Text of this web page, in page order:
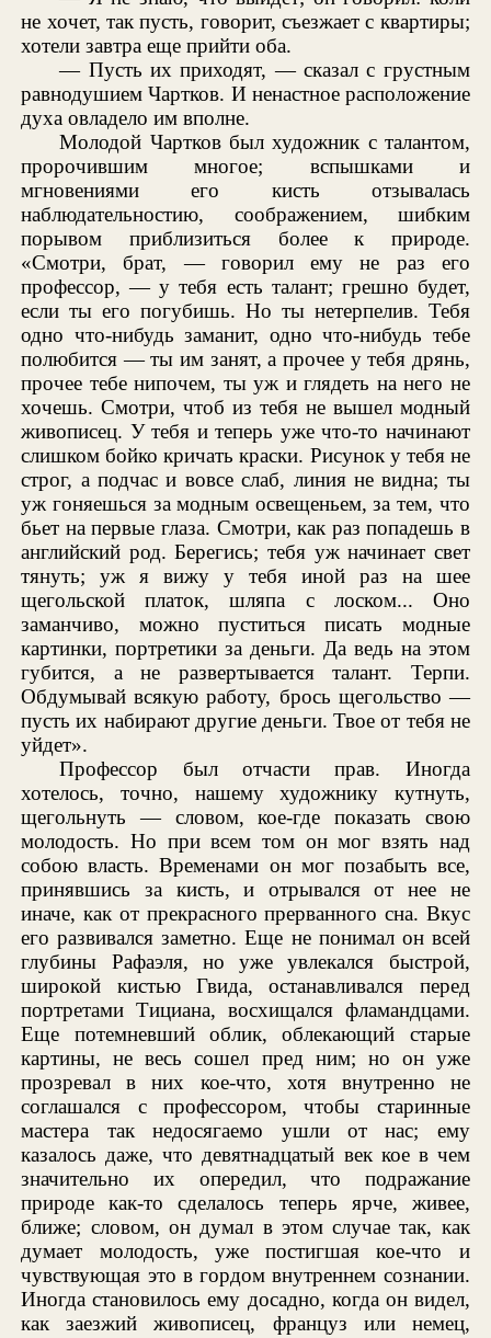
не хочет, так пусть, говорит, съезжает с квартиры;
хотели завтра еще прийти оба.
— Пусть их приходят, — сказал с грустным
равнодушием Чартков. И ненастное расположение
духа овладело им вполне.
Молодой Чартков был художник с талантом,
пророчившим многое; вспышками и
мгновениями его кисть отзывалась
наблюдательностию, соображением, шибким
порывом приблизиться более к природе.
«Смотри, брат, — говорил ему не раз его
профессор, — у тебя есть талант; грешно будет,
если ты его погубишь. Но ты нетерпелив. Тебя
одно что-нибудь заманит, одно что-нибудь тебе
полюбится — ты им занят, а прочее у тебя дрянь,
прочее тебе нипочем, ты уж и глядеть на него не
хочешь. Смотри, чтоб из тебя не вышел модный
живописец. У тебя и теперь уже что-то начинают
слишком бойко кричать краски. Рисунок у тебя не
строг, а подчас и вовсе слаб, линия не видна; ты
уж гоняешься за модным освещеньем, за тем, что
бьет на первые глаза. Смотри, как раз попадешь в
английский род. Берегись; тебя уж начинает свет
тянуть; уж я вижу у тебя иной раз на шее
щегольской платок, шляпа с лоском... Оно
заманчиво, можно пуститься писать модные
картинки, портретики за деньги. Да ведь на этом
губится, а не развертывается талант. Терпи.
Обдумывай всякую работу, брось щегольство —
пусть их набирают другие деньги. Твое от тебя не
уйдет».
Профессор был отчасти прав. Иногда
хотелось, точно, нашему художнику кутнуть,
щегольнуть — словом, кое-где показать свою
молодость. Но при всем том он мог взять над
собою власть. Временами он мог позабыть все,
принявшись за кисть, и отрывался от нее не
иначе, как от прекрасного прерванного сна. Вкус
его развивался заметно. Еще не понимал он всей
глубины Рафаэля, но уже увлекался быстрой,
широкой кистью Гвида, останавливался перед
портретами Тициана, восхищался фламандцами.
Еще потемневший облик, облекающий старые
картины, не весь сошел пред ним; но он уже
прозревал в них кое-что, хотя внутренно не
соглашался с профессором, чтобы старинные
мастера так недосягаемо ушли от нас; ему
казалось даже, что девятнадцатый век кое в чем
значительно их опередил, что подражание
природе как-то сделалось теперь ярче, живее,
ближе; словом, он думал в этом случае так, как
думает молодость, уже постигшая кое-что и
чувствующая это в гордом внутреннем сознании.
Иногда становилось ему досадно, когда он видел,
как заезжий живописец, француз или немец,